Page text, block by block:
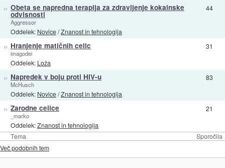
Tema Sporočila
» Obeta se napredna terapija za zdravljenje kokainske
odvisnosti
Aggressor
Oddelek: Novice/Znanost in tehnologija
44
» Hranjenje matičnih celic
imagodei
Oddelek: Loža
31
» Napredek v boju proti HIV-u
McHusch
Oddelek: Novice/Znanost in tehnologija
83
» Zarodne celice
_marko
Oddelek:Znanost in tehnologija
21
Več podobnih tem